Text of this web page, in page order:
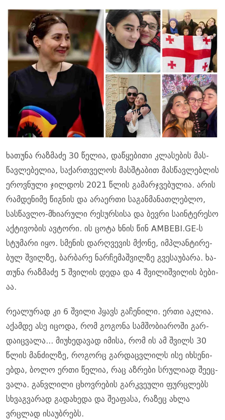
ხა­თუ­ნა რაზ­მა­ძე 30 წე­ლია, და­წყე­ბი­თი კლა­სე­ბის მას­
წავ­ლე­ბე­ლია, სა­ქარ­თვე­ლოს მას­შტა­ბით მას­წავ­ლებ­ლის
ეროვ­ნუ­ლი ჯილ­დოს 2021 წლის გა­მარ­ჯვე­ბუ­ლია. არის
რამ­დე­ნი­მე წიგ­ნის და არა­ერ­თი სა­გან­მა­ნათ­ლებ­ლო,
სას­წავ­ლო-მხი­ა­რუ­ლი რე­სურ­სი­სა და ბევ­რი სა­ინ­ტე­რე­სო
აქ­ტი­ვო­ბის ავ­ტო­რი. ის ცოტა ხნის წინ AMBEBI.GE-ს
სტუ­მა­რი იყო. სმე­ნის დარ­ღვე­ვის მქო­ნე, იმპლან­ტი­რე­
ბულ შვილ­ზე, ბარ­ბა­რე ნარ­ჩე­მაშ­ვილ­ზე გვე­სა­უ­ბა­რა. ხა­
თუ­ნა რაზ­მა­ძე 5 შვი­ლის დედა და 4 შვი­ლიშ­ვი­ლის ბე­ბი­
აა.
რე­ა­ლუ­რად კი 6 შვი­ლი ჰყავს გა­ჩე­ნი­ლი. ერთი აკ­ლია.
აქამ­დე ასე იცო­და, რომ გო­გო­ნა სამ­შო­ბი­ა­რო­ში გარ­
და­იც­ვა­ლა... მი­უ­ხე­და­ვად იმი­სა, რომ ის ამ შვილს 30
წლის მან­ძილ­ზე, რო­გორც გარ­დაც­ვლილს ისე იხ­სე­ნი­
ებ­და, ბოლო ერთი წე­ლია, რაც აზ­რე­ბი სრუ­ლი­ად შე­ეც­
ვა­ლა. გან­ვლი­ლი ცხოვ­რე­ბის გარ­კვე­უ­ლი ფურ­ცლებს
სხვაგ­ვა­რად გა­და­ხე­და და შე­ა­ფა­სა, რა­ზეც ახლა
ვრცლად ისა­უბ­რებს.